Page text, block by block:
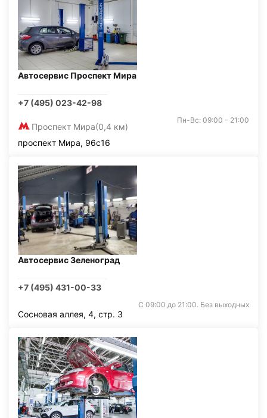
Автосервис Проспект Мира
+7 (495) 023-42-98
Проспект Мира(0,4 км)
Пн-Вс: 09:00 - 21:00
проспект Мира, 96с16
Автосервис Зеленоград
+7 (495) 431-00-33
С 09:00 до 21:00. Без выходных
Сосновая аллея, 4, стр. 3